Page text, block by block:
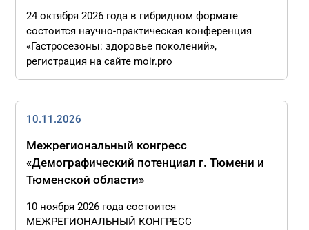
24 октября 2026 года в гибридном формате
состоится научно-практическая конференция
«Гастросезоны: здоровье поколений»,
регистрация на сайте moir.pro
10.11.2026
Межрегиональный конгресс
«Демографический потенциал г. Тюмени и
Тюменской области»
10 ноября 2026 года состоится
МЕЖРЕГИОНАЛЬНЫЙ КОНГРЕСС